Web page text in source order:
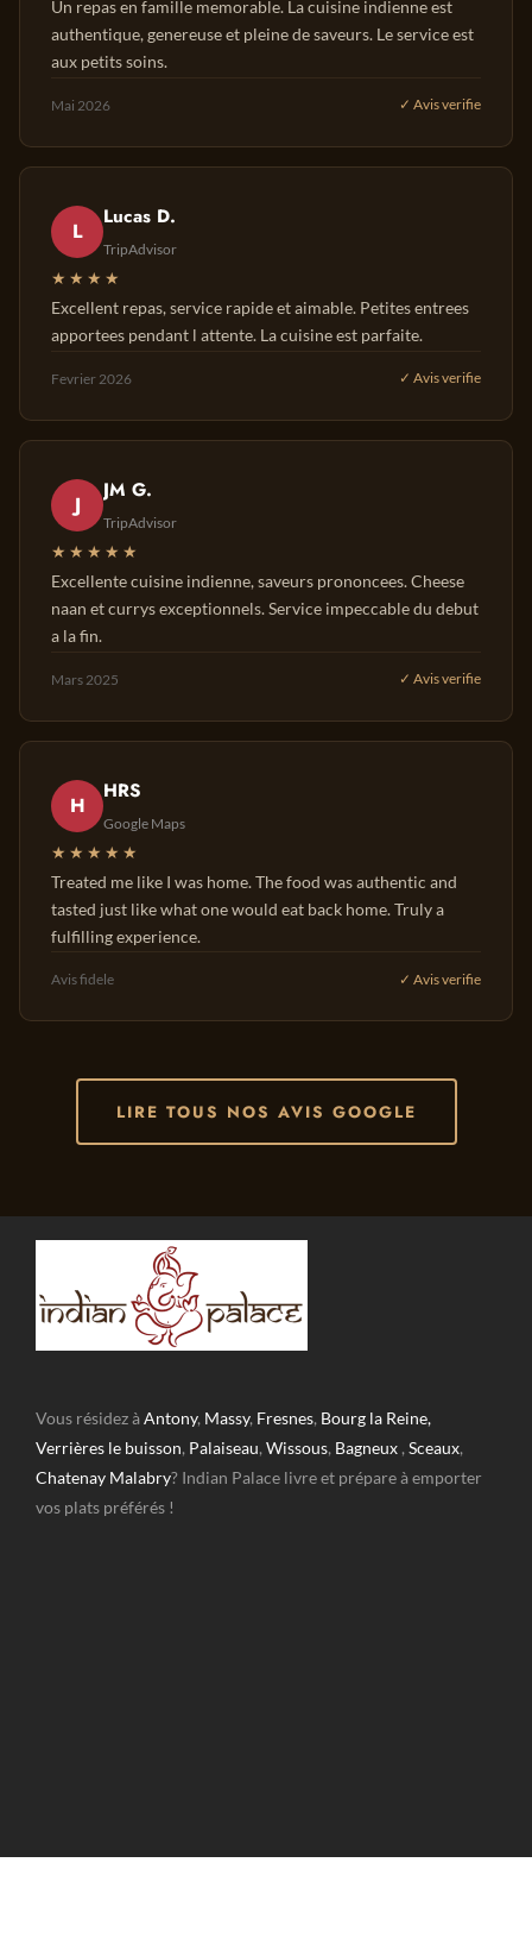
Un repas en famille memorable. La cuisine indienne est
authentique, genereuse et pleine de saveurs. Le service est
aux petits soins.
Mai 2026 ✓ Avis verifie
L
Lucas D.
TripAdvisor
★★★★
Excellent repas, service rapide et aimable. Petites entrees
apportees pendant l attente. La cuisine est parfaite.
Fevrier 2026 ✓ Avis verifie
J
JM G.
TripAdvisor
★★★★★
Excellente cuisine indienne, saveurs prononcees. Cheese
naan et currys exceptionnels. Service impeccable du debut
a la fin.
Mars 2025 ✓ Avis verifie
H
HRS
Google Maps
★★★★★
Treated me like I was home. The food was authentic and
tasted just like what one would eat back home. Truly a
fulfilling experience.
Avis fidele ✓ Avis verifie
LIRE TOUS NOS AVIS GOOGLE
Vous résidez àAntony, Massy, Fresnes, Bourg la Reine,
Verrières le buisson, Palaiseau, Wissous, Bagneux , Sceaux,
Chatenay Malabry? Indian Palace livre et prépare à emporter
vos plats préférés !